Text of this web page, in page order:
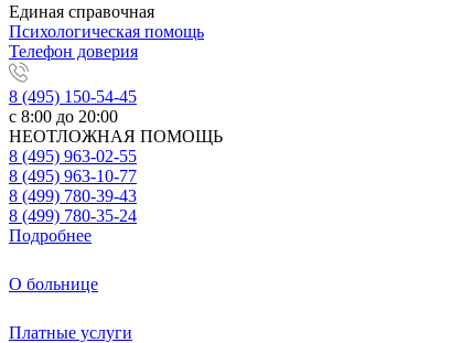
Единая справочная
Психологическая помощь
Телефон доверия
8 (495) 150-54-45
с 8:00 до 20:00
НЕОТЛОЖНАЯ ПОМОЩЬ
8 (495) 963-02-55
8 (495) 963-10-77
8 (499) 780-39-43
8 (499) 780-35-24
Подробнее
О больнице
Платные услуги